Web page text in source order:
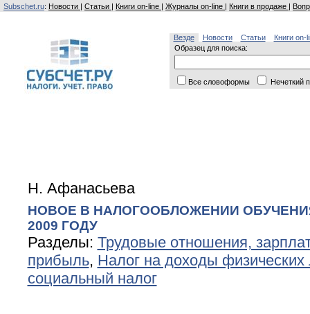
Subschet.ru: Новости | Статьи | Книги on-line | Журналы on-line | Книги в продаже |
Везде Новости Статьи
Книги on-
Образец для поиска:
Все словоформы Нечеткий
Н. Афанасьева
НОВОЕ В НАЛОГООБЛОЖЕНИИ
2009 ГОДУ
Разделы: Трудовые отношения,
прибыль, Налог на доходы физических
социальный налог